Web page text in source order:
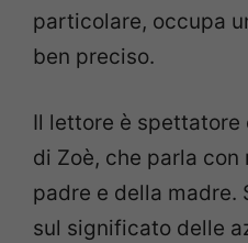
particolare, occupa
ben preciso.
Il lettore è
di Zoè, che parla
padre e della madre.
sul significato delle